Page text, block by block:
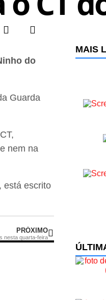
do
Guarda
nem na
está escrito
PRÓXIMO
nesta quarta-feira
MAIS